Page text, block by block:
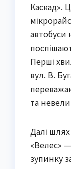
Каскад».
Перші
вул. В.
та
Далі
«Велес»
зупинку